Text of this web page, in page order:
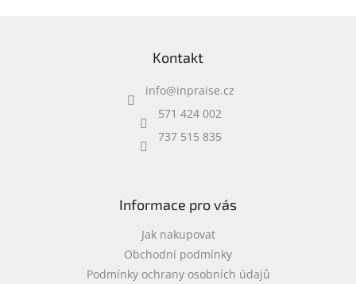
Kontakt
info@inpraise.cz
571 424 002
737 515 835
Informace pro vás
Jak nakupovat
Obchodní podmínky
Podmínky ochrany osobních údajů